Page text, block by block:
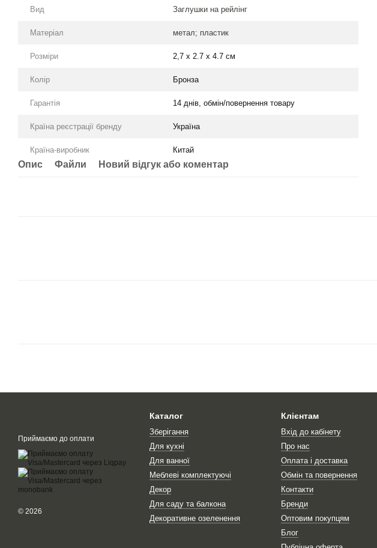
Вид Заглушки на рейлінг
Матеріал метал; пластик
Розміри 2,7 x 2.7 x 4.7 см
Колір Бронза
Гарантія 14 днів, обмін/повернення товару
Країна реєстрації бренду Україна
Країна-виробник Китай
Опис Файли Новий відгук або коментар
Приймаємо до оплати
© 2026
Каталог
Зберігання
Для кухні
Для ванної
Меблеві комплектуючі
Декор
Для саду та балкона
Декоративне озеленення
Клієнтам
Вхід до кабінету
Про нас
Оплата і доставка
Обмін та повернення
Контакти
Бренди
Оптовим покупцям
Блог